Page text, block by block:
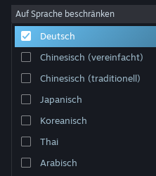
Support
Sprache ändern
Steam-Mobile-App herunterladen
Desktopversion anzeigen
Auf Sprache beschränken
Deutsch
Chinesisch (vereinfacht)
Chinesisch (traditionell)
Japanisch
Koreanisch
Thai
Arabisch
Sortieren nach Relevanz
1 Ergebnis entspricht Ihrer Suche.